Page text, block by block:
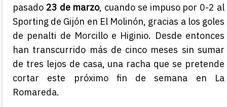
pasado 23 de marzo, cuando se impuso por 0-2 al
Sporting de Gijón en El Molinón, gracias a los goles
de penalti de Morcillo e Higinio. Desde entonces
han transcurrido más de cinco meses sin sumar
de tres lejos de casa, una racha que se pretende
cortar este próximo fin de semana en La
Romareda.